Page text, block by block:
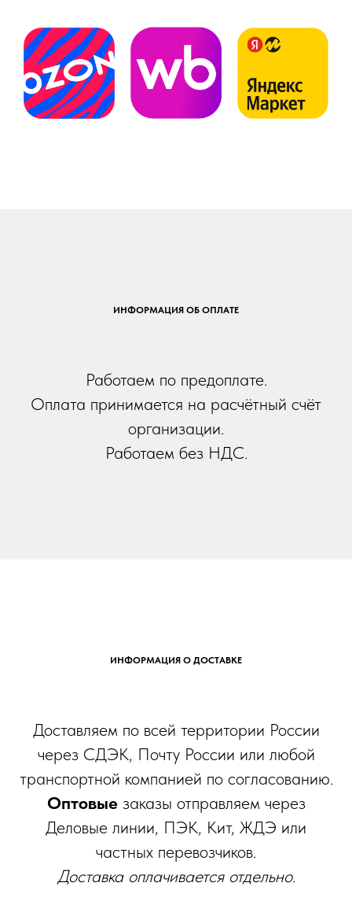
ИНФОРМАЦИЯ ОБ ОПЛАТЕ
Работаем по предоплате.
Оплата принимается на расчётный счёт
организации.
Работаем без НДС.
ИНФОРМАЦИЯ О ДОСТАВКЕ
Доставляем по всей территории России
через СДЭК, Почту России или любой
транспортной компанией по согласованию.
Оптовые заказы отправляем через
Деловые линии, ПЭК, Кит, ЖДЭ или
частных перевозчиков.
Доставка оплачивается отдельно.